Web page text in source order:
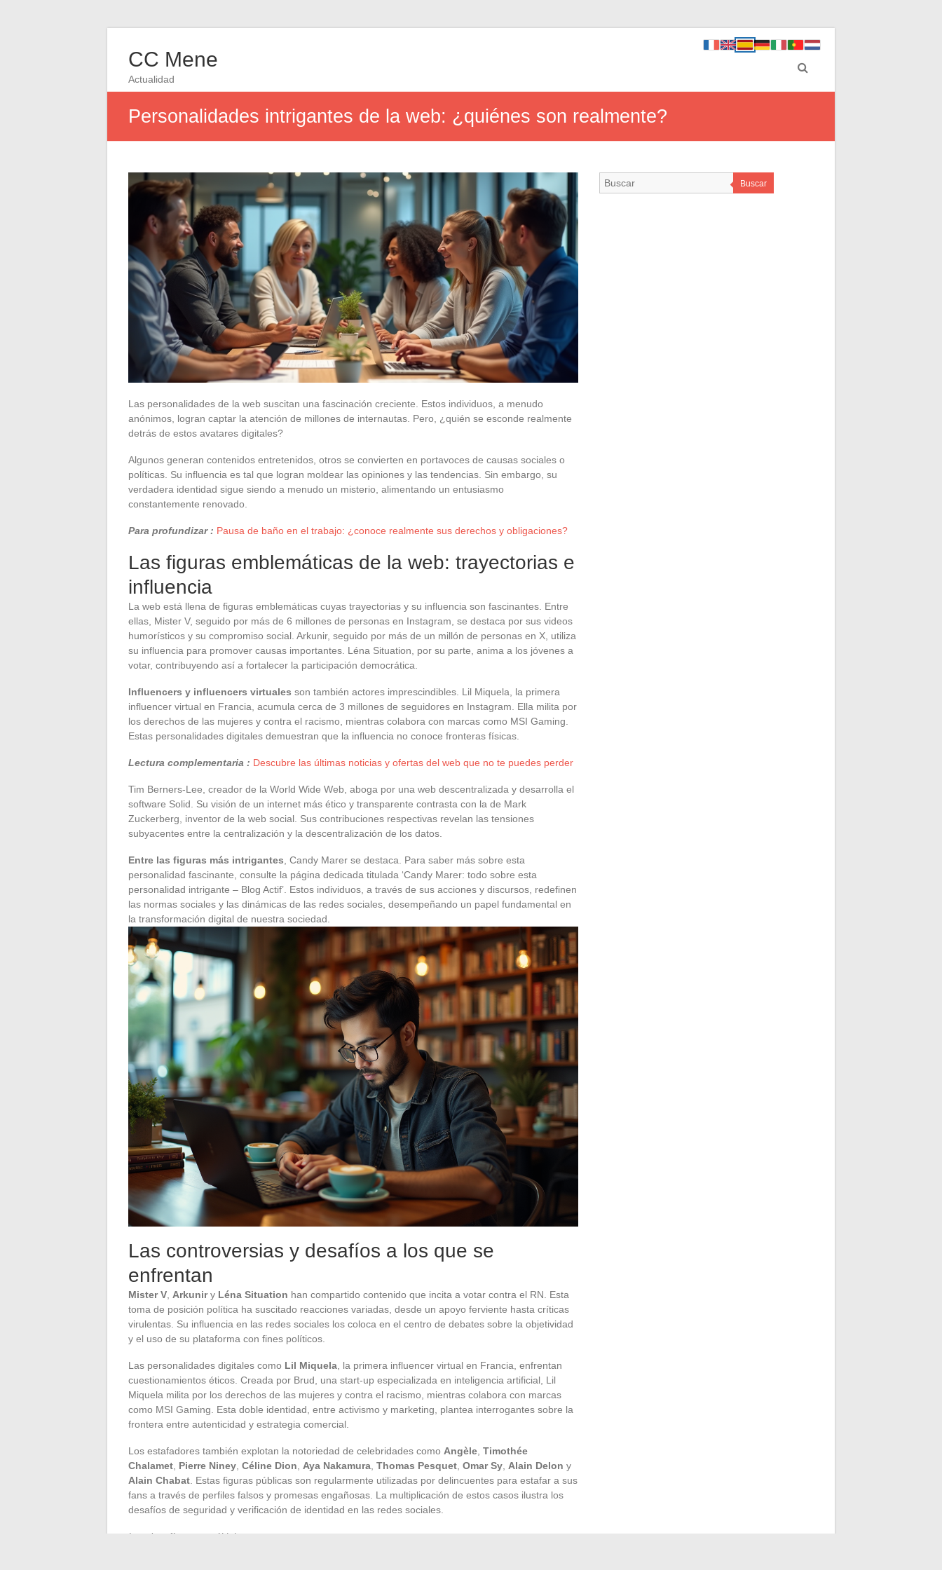
CC Mene
Actualidad
Personalidades intrigantes de la web: ¿quiénes son realmente?
Las personalidades de la web suscitan una fascinación creciente. Estos individuos, a menudo
anónimos, logran captar la atención de millones de internautas. Pero, ¿quién se esconde realmente
detrás de estos avatares digitales?
Algunos generan contenidos entretenidos, otros se convierten en portavoces de causas sociales o
políticas. Su influencia es tal que logran moldear las opiniones y las tendencias. Sin embargo, su
verdadera identidad sigue siendo a menudo un misterio, alimentando un entusiasmo
constantemente renovado.
Para profundizar : Pausa de baño en el trabajo: ¿conoce realmente sus derechos y obligaciones?
Las figuras emblemáticas de la web: trayectorias e
influencia
La web está llena de figuras emblemáticas cuyas trayectorias y su influencia son fascinantes. Entre
ellas, Mister V, seguido por más de 6 millones de personas en Instagram, se destaca por sus videos
humorísticos y su compromiso social. Arkunir, seguido por más de un millón de personas en X, utiliza
su influencia para promover causas importantes. Léna Situation, por su parte, anima a los jóvenes a
votar, contribuyendo así a fortalecer la participación democrática.
Influencers y influencers virtuales son también actores imprescindibles. Lil Miquela, la primera
influencer virtual en Francia, acumula cerca de 3 millones de seguidores en Instagram. Ella milita por
los derechos de las mujeres y contra el racismo, mientras colabora con marcas como MSI Gaming.
Estas personalidades digitales demuestran que la influencia no conoce fronteras físicas.
Lectura complementaria : Descubre las últimas noticias y ofertas del web que no te puedes perder
Tim Berners-Lee, creador de la World Wide Web, aboga por una web descentralizada y desarrolla el
software Solid. Su visión de un internet más ético y transparente contrasta con la de Mark
Zuckerberg, inventor de la web social. Sus contribuciones respectivas revelan las tensiones
subyacentes entre la centralización y la descentralización de los datos.
Entre las figuras más intrigantes , Candy Marer se destaca. Para saber más sobre esta
personalidad fascinante, consulte la página dedicada titulada ‘Candy Marer: todo sobre esta
personalidad intrigante – Blog Actif’. Estos individuos, a través de sus acciones y discursos, redefinen
las normas sociales y las dinámicas de las redes sociales, desempeñando un papel fundamental en
la transformación digital de nuestra sociedad.
Las controversias y desafíos a los que se
enfrentan
Mister V Arkuniry Léna Situation han compartido contenido que incita a votar contra el RN. Esta
toma de posición política ha suscitado reacciones variadas, desde un apoyo ferviente hasta críticas
virulentas. Su influencia en las redes sociales los coloca en el centro de debates sobre la objetividad
y el uso de su plataforma con fines políticos.
Las personalidades digitales como Lil Miquela , la primera influencer virtual en Francia, enfrentan
cuestionamientos éticos. Creada por Brud, una start-up especializada en inteligencia artificial, Lil
Miquela milita por los derechos de las mujeres y contra el racismo, mientras colabora con marcas
como MSI Gaming. Esta doble identidad, entre activismo y marketing, plantea interrogantes sobre la
frontera entre autenticidad y estrategia comercial.
Los estafadores también explotan la notoriedad de celebridades como Angèle Timothée
Chalamet Pierre Niney Céline Dion Aya Nakamura Thomas Pesquet Omar Sy Alain Delon y
Alain Chabat . Estas figuras públicas son regularmente utilizadas por delincuentes para estafar a sus
fans a través de perfiles falsos y promesas engañosas. La multiplicación de estos casos ilustra los
desafíos de seguridad y verificación de identidad en las redes sociales.
Los desafíos son múltiples
Buscar